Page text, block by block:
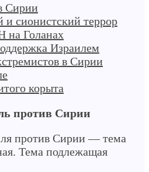
Сирии
и сионистский террор
на Голанах
Израилем
в Сирии
корыта
против Сирии
против Сирии — тема
Тема подлежащая